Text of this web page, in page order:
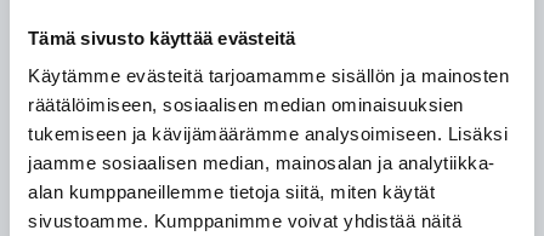
Tämä sivusto käyttää evästeitä
Käytämme evästeitä tarjoamamme sisällön ja mainosten
räätälöimiseen, sosiaalisen median ominaisuuksien
tukemiseen ja kävijämäärämme analysoimiseen. Lisäksi
jaamme sosiaalisen median, mainosalan ja analytiikka-
alan kumppaneillemme tietoja siitä, miten käytät
sivustoamme. Kumppanimme voivat yhdistää näitä
klo 13 Korpisalissa, Lampitie 2.
Ohjelmassa mm.
juhlapuhe
lippuseremonia
musiikkia
näytelmä